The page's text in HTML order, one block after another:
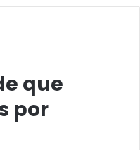
que
por